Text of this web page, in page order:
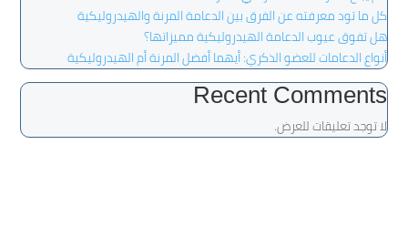
كل ما تود معرفته عن الفرق بين الدعامة المرنة والهيدروليكية
هل تفوق عيوب الدعامة الهيدروليكية مميزاتها؟
أنواع الدعامات للعضو الذكري: أيهما أفضل المرنة أم الهيدروليكية
Recent Comments
لا توجد تعليقات للعرض.